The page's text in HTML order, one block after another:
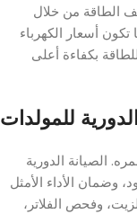
الطاقة من خلال
أسعار الكهرباء
بكفاءة أعلى
للمولدات
الصيانة الدورية
وضمان الأداء الأمثل
وفحص الفلاتر،